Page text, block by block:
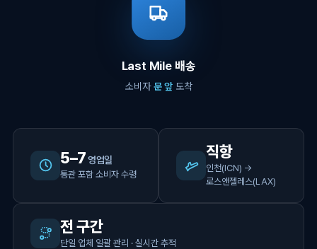
Last Mile 배송
소비자문 앞도착
5–7영업일
통관 포함 소비자 수령
직항
인천(ICN) →
로스앤젤레스(LAX)
전 구간
단일 업체 일괄 관리 · 실시간 추적